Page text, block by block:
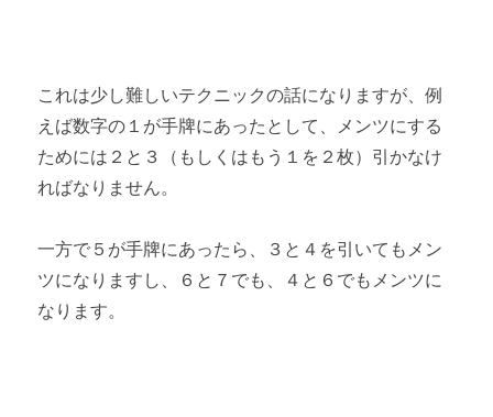
これは少し難しいテクニックの話になりますが、例
えば数字の１が手牌にあったとして、メンツにする
ためには２と３（もしくはもう１を２枚）引かなけ
ればなりません。
一方で５が手牌にあったら、３と４を引いてもメン
ツになりますし、６と７でも、４と６でもメンツに
なります。